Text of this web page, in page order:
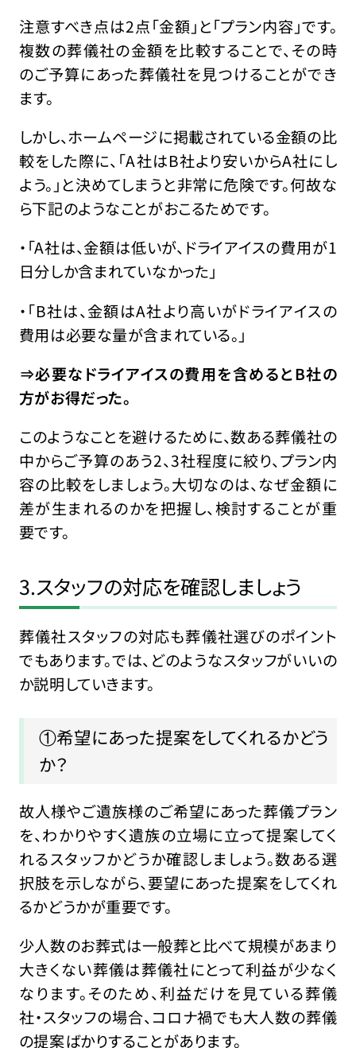
注意すべき点は2点「金額」と「プラン内容」です。
複数の葬儀社の金額を比較することで、その時
のご予算にあった葬儀社を見つけることができ
ます。
しかし、ホームページに掲載されている金額の比
較をした際に、「A社はB社より安いからA社にし
よう。」と決めてしまうと非常に危険です。何故な
ら下記のようなことがおこるためです。
・「A社は、金額は低いが、ドライアイスの費用が1
日分しか含まれていなかった」
・「B社は、金額はA社より高いがドライアイスの
費用は必要な量が含まれている。」
⇒必要なドライアイスの費用を含めるとB社の
方がお得だった。
このようなことを避けるために、数ある葬儀社の
中からご予算のあう2、3社程度に絞り、プラン内
容の比較をしましょう。大切なのは、なぜ金額に
差が生まれるのかを把握し、検討することが重
要です。
3.スタッフの対応を確認しましょう
葬儀社スタッフの対応も葬儀社選びのポイント
でもあります。では、どのようなスタッフがいいの
か説明していきます。
①希望にあった提案をしてくれるかどう
か？
故人様やご遺族様のご希望にあった葬儀プラン
を、わかりやすく遺族の立場に立って提案してく
れるスタッフかどうか確認しましょう。数ある選
択肢を示しながら、要望にあった提案をしてくれ
るかどうかが重要です。
少人数のお葬式は一般葬と比べて規模があまり
大きくない葬儀は葬儀社にとって利益が少なく
なります。そのため、利益だけを見ている葬儀
社・スタッフの場合、コロナ禍でも大人数の葬儀
の提案ばかりすることがあります。